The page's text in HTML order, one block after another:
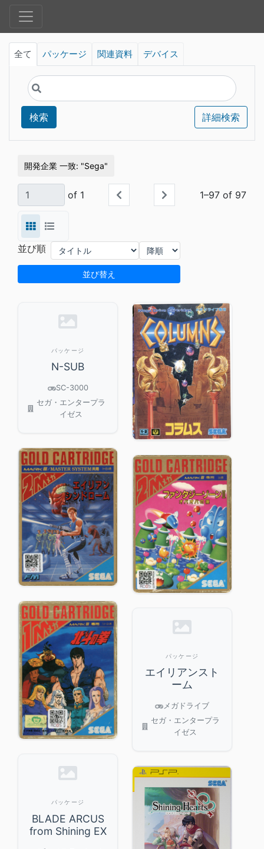
全て パッケージ 関連資料 デバイス
検索 詳細検索
開発企業 一致 Sega
of 1 1–97 of 97
並び順
並び替え
パッケージ
N-SUB
SC-3000
セガ・エンタープラ
イゼス
パッケージ
エイリアンスト
ーム
メガドライブ
セガ・エンタープラ
イゼス
パッケージ
BLADE ARCUS
from Shining EX